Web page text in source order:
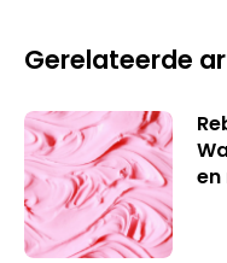
Gerelateerde
en